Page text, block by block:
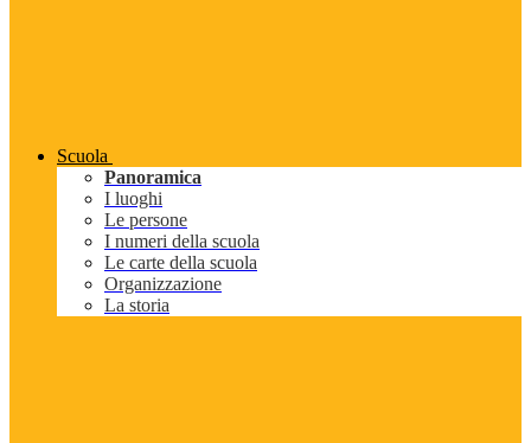
Scuola
Panoramica
I luoghi
Le persone
I numeri della scuola
Le carte della scuola
Organizzazione
La storia